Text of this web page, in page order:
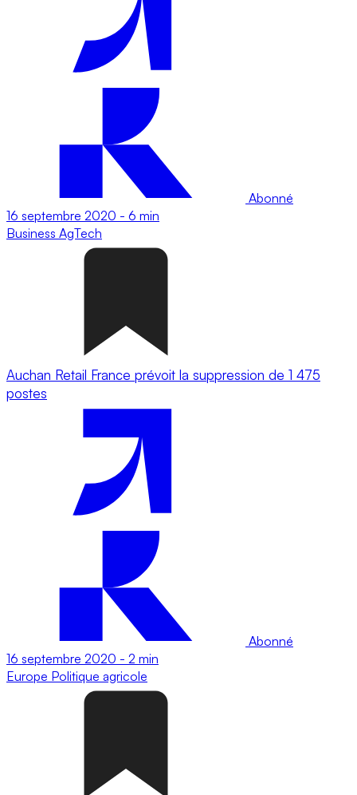
Abonné
16 septembre 2020 - 6 min
Business AgTech
Auchan Retail France prévoit la suppression de 1 475
postes
Abonné
16 septembre 2020 - 2 min
Europe Politique agricole